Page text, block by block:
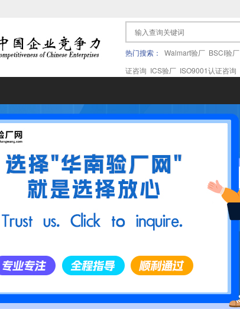
热门搜索： Walmart验厂 BSCI验厂
证咨询 ICS验厂 ISO9001认证咨询